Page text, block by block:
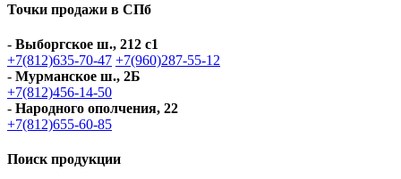
Точки продажи в СПб
- Выборгское ш., 212 с1
+7(812)635-70-47 +7(960)287-55-12
- Мурманское ш., 2Б
+7(812)456-14-50
- Народного ополчения, 22
+7(812)655-60-85
Поиск продукции